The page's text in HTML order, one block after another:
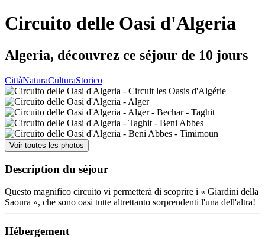
Circuito delle Oasi d'Algeria
Algeria, découvrez ce séjour de 10 jours
CittàNaturaCulturaStorico
Voir toutes les photos
Description du séjour
Questo magnifico circuito vi permetterà di scoprire i « Giardini della
Saoura », che sono oasi tutte altrettanto sorprendenti l'una dell'altra!
Hébergement